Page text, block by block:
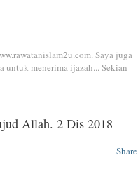
Saya juga
untuk menerima ijazah... Sekian
Allah. 2 Dis 2018
Share